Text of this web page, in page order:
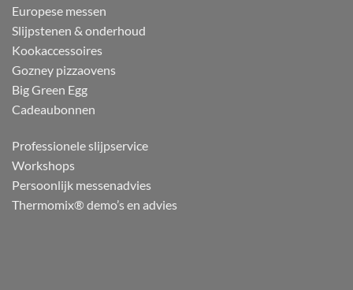
Europese messen
Slijpstenen & onderhoud
Kookaccessoires
Gozney pizzaovens
Big Green Egg
Cadeaubonnen
Professionele slijpservice
Workshops
Persoonlijk messenadvies
Thermomix® demo’s en advies